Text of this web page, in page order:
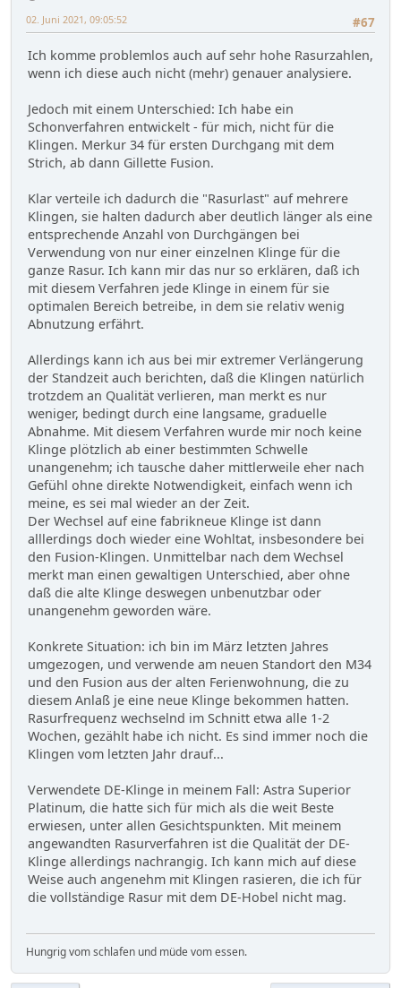
#67
02. Juni 2021, 09:05:52
Ich komme problemlos auch auf sehr hohe Rasurzahlen,
wenn ich diese auch nicht (mehr) genauer analysiere.
Jedoch mit einem Unterschied: Ich habe ein
Schonverfahren entwickelt - für mich, nicht für die
Klingen. Merkur 34 für ersten Durchgang mit dem
Strich, ab dann Gillette Fusion.
Klar verteile ich dadurch die "Rasurlast" auf mehrere
Klingen, sie halten dadurch aber deutlich länger als eine
entsprechende Anzahl von Durchgängen bei
Verwendung von nur einer einzelnen Klinge für die
ganze Rasur. Ich kann mir das nur so erklären, daß ich
mit diesem Verfahren jede Klinge in einem für sie
optimalen Bereich betreibe, in dem sie relativ wenig
Abnutzung erfährt.
Allerdings kann ich aus bei mir extremer Verlängerung
der Standzeit auch berichten, daß die Klingen natürlich
trotzdem an Qualität verlieren, man merkt es nur
weniger, bedingt durch eine langsame, graduelle
Abnahme. Mit diesem Verfahren wurde mir noch keine
Klinge plötzlich ab einer bestimmten Schwelle
unangenehm; ich tausche daher mittlerweile eher nach
Gefühl ohne direkte Notwendigkeit, einfach wenn ich
meine, es sei mal wieder an der Zeit.
Der Wechsel auf eine fabrikneue Klinge ist dann
alllerdings doch wieder eine Wohltat, insbesondere bei
den Fusion-Klingen. Unmittelbar nach dem Wechsel
merkt man einen gewaltigen Unterschied, aber ohne
daß die alte Klinge deswegen unbenutzbar oder
unangenehm geworden wäre.
Konkrete Situation: ich bin im März letzten Jahres
umgezogen, und verwende am neuen Standort den M34
und den Fusion aus der alten Ferienwohnung, die zu
diesem Anlaß je eine neue Klinge bekommen hatten.
Rasurfrequenz wechselnd im Schnitt etwa alle 1-2
Wochen, gezählt habe ich nicht. Es sind immer noch die
Klingen vom letzten Jahr drauf...
Verwendete DE-Klinge in meinem Fall: Astra Superior
Platinum, die hatte sich für mich als die weit Beste
erwiesen, unter allen Gesichtspunkten. Mit meinem
angewandten Rasurverfahren ist die Qualität der DE-
Klinge allerdings nachrangig. Ich kann mich auf diese
Weise auch angenehm mit Klingen rasieren, die ich für
die vollständige Rasur mit dem DE-Hobel nicht mag.
Hungrig vom schlafen und müde vom essen.